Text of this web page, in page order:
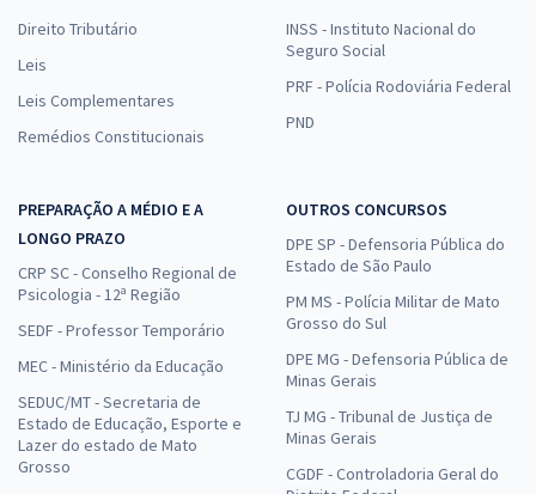
Prefeitura de Senador Canedo - GO - Analista de Serviço Social –
Assistente Social
Economize R$ 99,98 (-20%)
Comprar
Prefeitura de Senador Canedo - GO - Analista Educacional –
Assistente Social
R$ 399,92
à vista
ou 12x de
Economize R$ 99,98 (-20%)
Direito Tributário
Leis
Leis Complementares
Remédios Constitucionais
INSS - Instituto Nacional do
Seguro Social
PRF - Polícia Rodoviária Federal
PND
PREPARAÇÃO A MÉDIO E A
LONGO PRAZO
CRP SC - Conselho Regional de
Psicologia - 12ª Região
SEDF - Professor Temporário
MEC - Ministério da Educação
SEDUC/MT - Secretaria de
Estado de Educação, Esporte e
Lazer do estado de Mato
Grosso
OUTROS CONCURSOS
DPE SP - Defensoria Pública do
Estado de São Paulo
PM MS - Polícia Militar de Mato
Grosso do Sul
DPE MG - Defensoria Pública de
Minas Gerais
TJ MG - Tribunal de Justiça de
Minas Gerais
CGDF - Controladoria Geral do